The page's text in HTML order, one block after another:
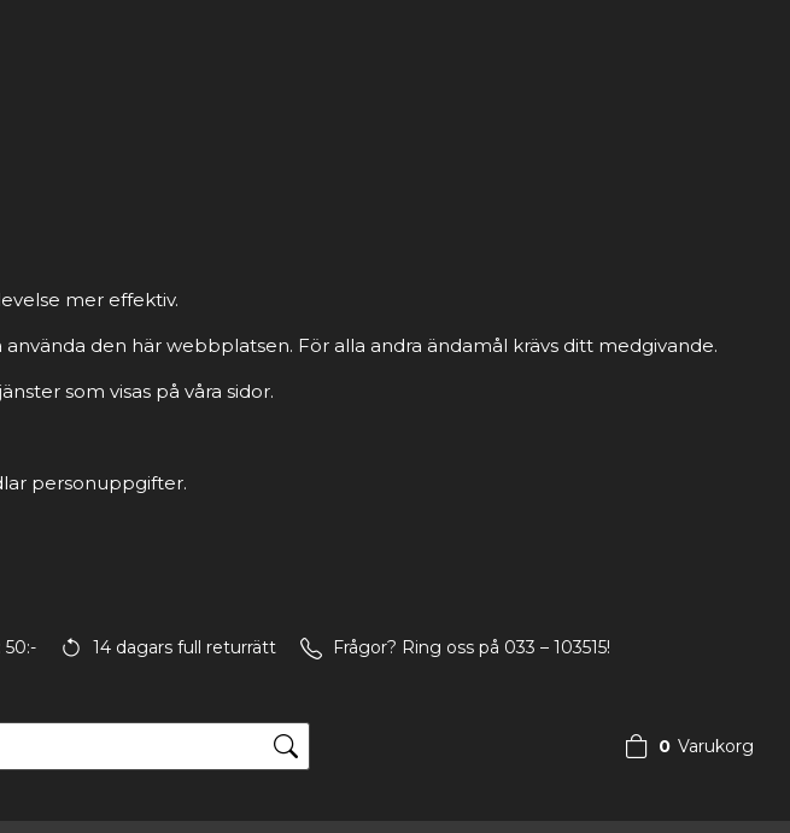
mer effektiv.
den här webbplatsen. För alla andra ändamål krävs ditt medgivande.
som visas på våra sidor.
personuppgifter.
50:- 14 dagars full returrätt Frågor? Ring oss på 033 – 103515!
0 Varukorg